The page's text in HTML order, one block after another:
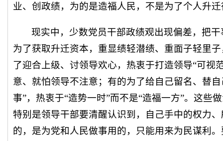
业、创政绩，为的是造福人民，不是为了个人升迁
现实中，少数党员干部政绩观出现偏差，把
为了获取升迁资本，重显绩轻潜绩、重面子轻里
了迎合上级、讨领导欢心，热衷于打造领导“可视
意、就怕领导不注意；有的为了给自己留名、替
事”，热衷于“造势一时”而不是“造福一方”。这些
特别是领导干部要清醒认识到，自己手中的权力
的，是为党和人民做事用的，只能用来为民谋利